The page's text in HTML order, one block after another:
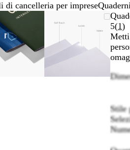
di cancelleria per imprese
L’immagine
essere
ingrandita
Ingrandito
minimo
Clicca
allargare
Usa
comandi
+
e
L’immagine
può
ingrandita
Ingrandito
a
per
i
+
per
5(1
1
)
Stile